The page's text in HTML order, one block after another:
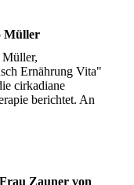
Müller
Ernährung Vita"
cirkadiane
berichtet. An
Zauner von